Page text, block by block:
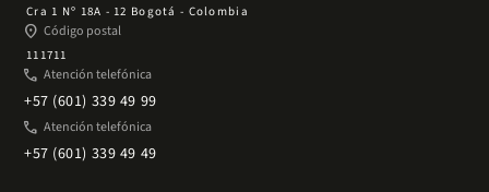
Cra 1 Nº 18A - 12 Bogotá - Colombia
place Código postal
111711
phone Atención telefónica
+57 (601) 339 49 99
phone Atención telefónica
+57 (601) 339 49 49